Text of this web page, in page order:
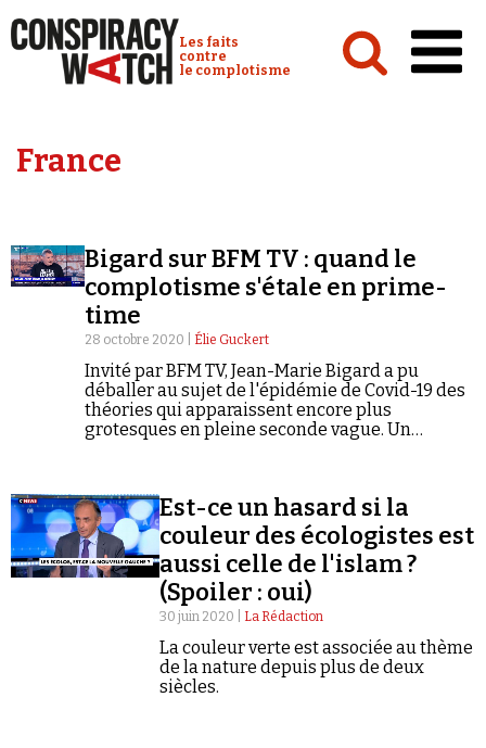
Conspiracy Watch :
Les faits
contre
le complotisme
Vidéos
Émissions
Revues de presse
Faire un don
France
Bigard sur BFM TV : quand le
complotisme s'étale en prime-
time
28 octobre 2020 | Élie Guckert
Invité par BFM TV, Jean-Marie Bigard a pu
déballer au sujet de l'épidémie de Covid-19 des
théories qui apparaissent encore plus
grotesques en pleine seconde vague. Un
Est-ce un hasard si la
couleur des écologistes est
aussi celle de l'islam ?
(Spoiler : oui)
30 juin 2020 | La Rédaction
La couleur verte est associée au thème
de la nature depuis plus de deux
siècles.